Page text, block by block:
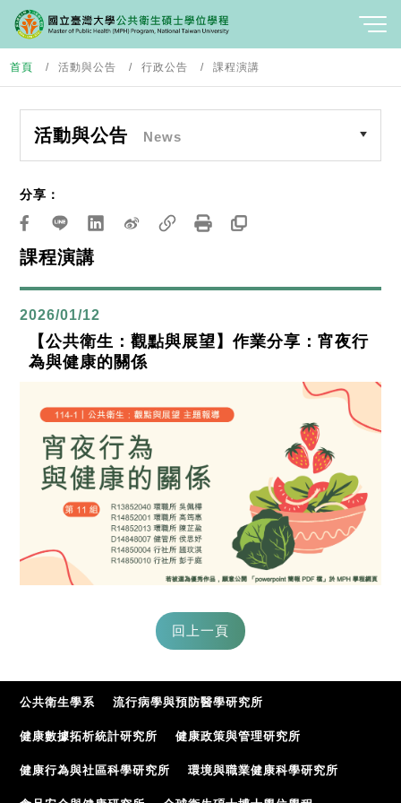
首頁 活動與公告 行政公告 課程演講
活動與公告 News
課程演講
分享：
2026/01/12
【公共衛生：觀點與展望】作業分享：宵夜行
為與健康的關係
公共衛生學系 流行病學與預防醫學研究所
健康數據拓析統計研究所 健康政策與管理研究所
健康行為與社區科學研究所 環境與職業健康科學研究所